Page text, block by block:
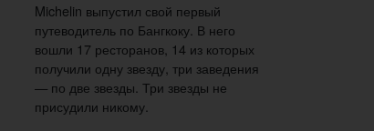
Michelin выпустил свой первый
путеводитель по Бангкоку. В него
вошли 17 ресторанов, 14 из которых
получили одну звезду, три заведения
— по две звезды. Три звезды не
присудили никому.